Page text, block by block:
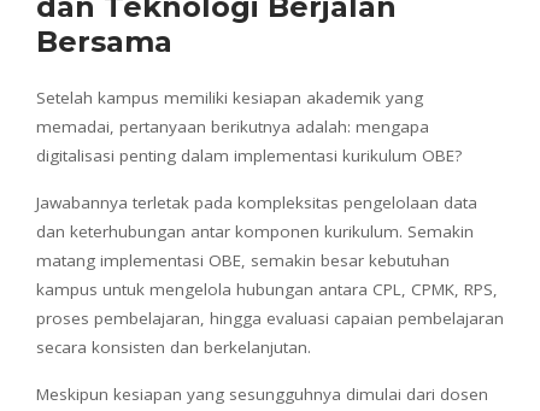
Bersama
Setelah kampus memiliki kesiapan akademik yang
memadai, pertanyaan berikutnya adalah: mengapa
digitalisasi penting dalam implementasi kurikulum OBE?
Jawabannya terletak pada kompleksitas pengelolaan data
dan keterhubungan antar komponen kurikulum. Semakin
matang implementasi OBE, semakin besar kebutuhan
kampus untuk mengelola hubungan antara CPL, CPMK, RPS,
proses pembelajaran, hingga evaluasi capaian pembelajaran
secara konsisten dan berkelanjutan.
Meskipun kesiapan yang sesungguhnya dimulai dari dosen